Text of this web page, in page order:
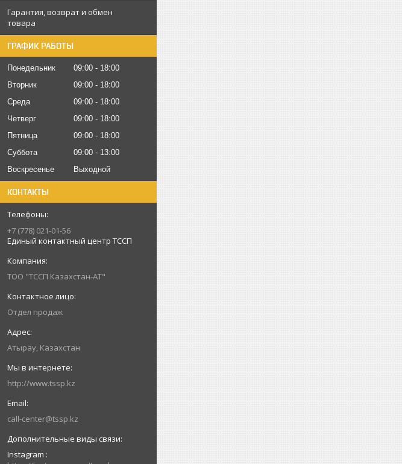
Гарантия, возврат и обмен
товара
ГРАФИК РАБОТЫ
Понедельник 09:00
18:00
Вторник
09:00
18:00
Среда
09:00
18:00
Четверг
09:00
18:00
Пятница
09:00
18:00
Суббота
09:00
13:00
Воскресенье
Выходной
КОНТАКТЫ
+7 (778) 021-01-56
Единый контактный центр ТССП
ТОО "ТССП Казахстан-АТ"
Отдел продаж
Атырау, Казахстан
http://www.tssp.kz
call-center@tssp.kz
Instagram